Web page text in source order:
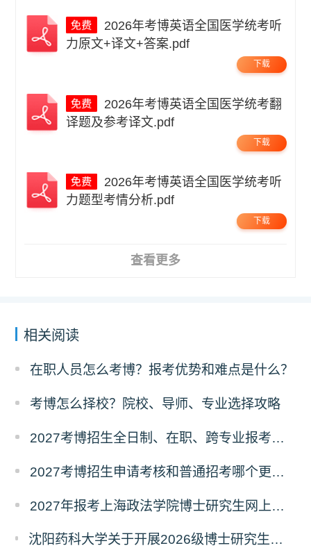
力原文+译文+答案.pdf
下载
译题及参考译文.pdf
下载
力题型考情分析.pdf
下载
查看更多
相关阅读
在职人员怎么考博？报考优势和难点是什么？
考博怎么择校？院校、导师、专业选择攻略
2027考博招生全日制、在职、跨专业报考要求
2027考博招生申请考核和普通招考哪个更好考？
2027年报考上海政法学院博士研究生网上报名公告
沈阳药科大学关于开展2026级博士研究生录取后信息采集及档案调取等相关工作的通知